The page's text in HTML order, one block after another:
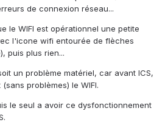
de connexion réseau...
le WIFI est opérationnel une petite
l'icone wifi entourée de flèches
puis plus rien...
un problème matériel, car avant ICS,
problèmes) le WIFI.
le seul a avoir ce dysfonctionnement